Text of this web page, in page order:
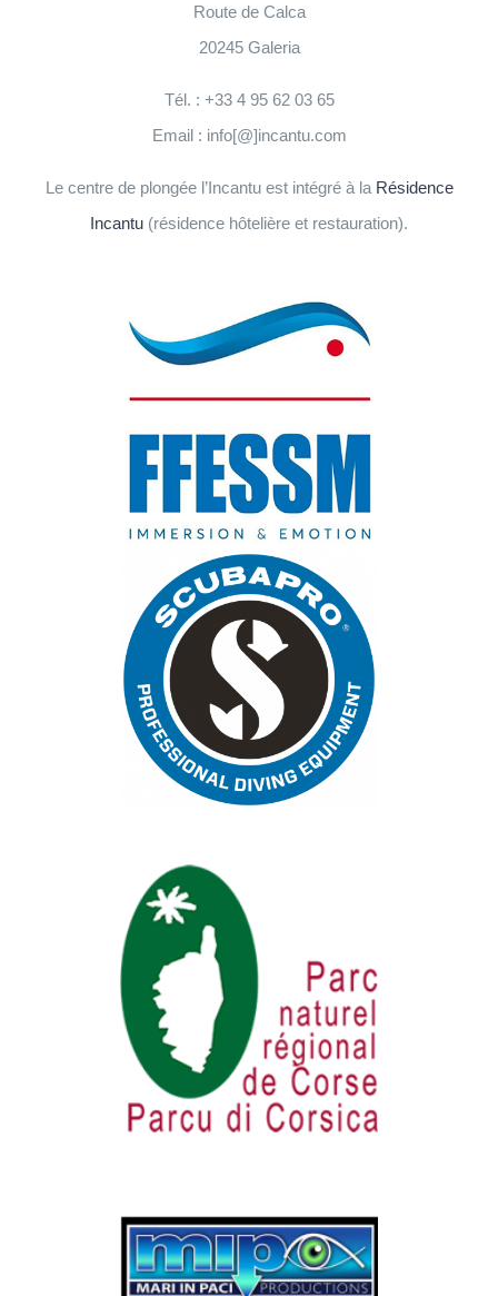
Route de Calca
20245 Galeria
Tél. : +33 4 95 62 03 65
Email : info[@]incantu.com
Le centre de plongée l’Incantu est intégré à la Résidence
Incantu (résidence hôtelière et restauration).